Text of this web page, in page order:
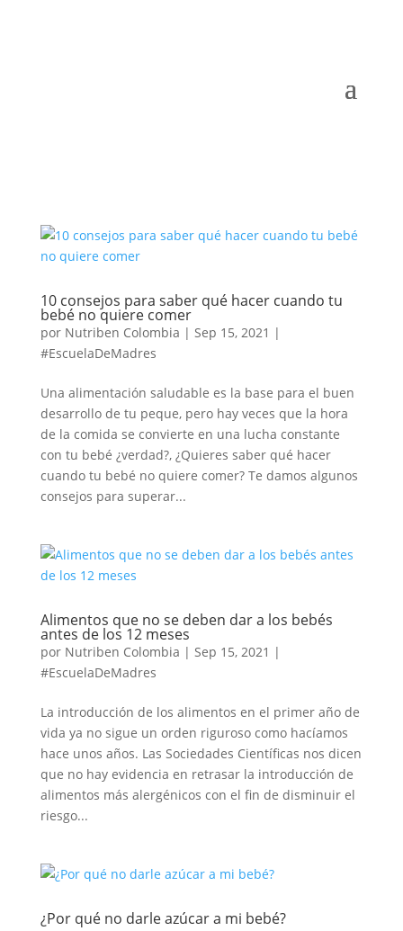
10 consejos para saber qué hacer cuando tu
bebé no quiere comer
por Nutriben Colombia | Sep 15, 2021 |
#EscuelaDeMadres
Una alimentación saludable es la base para el buen
desarrollo de tu peque, pero hay veces que la hora
de la comida se convierte en una lucha constante
con tu bebé ¿verdad?, ¿Quieres saber qué hacer
cuando tu bebé no quiere comer? Te damos algunos
consejos para superar...
Alimentos que no se deben dar a los bebés
antes de los 12 meses
por Nutriben Colombia | Sep 15, 2021 |
#EscuelaDeMadres
La introducción de los alimentos en el primer año de
vida ya no sigue un orden riguroso como hacíamos
hace unos años. Las Sociedades Científicas nos dicen
que no hay evidencia en retrasar la introducción de
alimentos más alergénicos con el fin de disminuir el
riesgo...
¿Por qué no darle azúcar a mi bebé?